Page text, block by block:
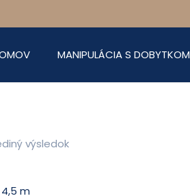
MANIPULÁCIA S DOBYTKOM
výsledok